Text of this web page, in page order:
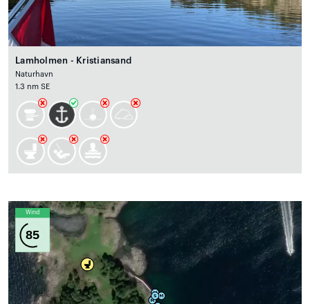
Lamholmen - Kristiansand
Naturhavn
1.3 nm SE
Wind
85